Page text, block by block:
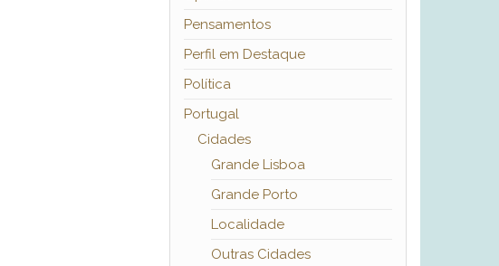
Pensamentos
Perfil em Destaque
Política
Portugal
Cidades
Grande Lisboa
Grande Porto
Localidade
Outras Cidades